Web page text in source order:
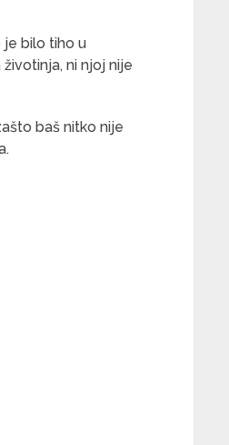
je bilo tiho u
ni njoj nije
baš nitko nije